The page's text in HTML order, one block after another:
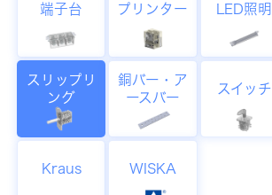
端子台 プリンター LED照明
スリップリ
ング
銅バー・ア
ースバー
スイッチ
Kraus WISKA